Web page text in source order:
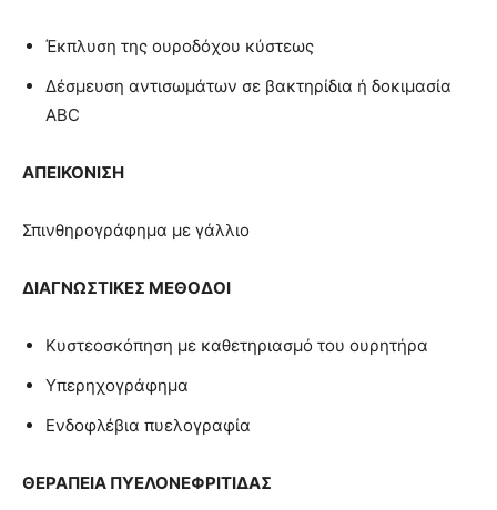
Έκπλυση της ουροδόχου κύστεως
Δέσμευση αντισωμάτων σε βακτηρίδια ή δοκιμασία
ABC
ΑΠΕΙΚΟΝΙΣΗ
Σπινθηρογράφημα με γάλλιο
ΔΙΑΓΝΩΣΤΙΚΕΣ ΜΕΘΟΔΟΙ
Κυστεοσκόπηση με καθετηριασμό του ουρητήρα
Υπερηχογράφημα
Ενδοφλέβια πυελογραφία
ΘΕΡΑΠΕΙΑ ΠΥΕΛΟΝΕΦΡΙΤΙΔΑΣ